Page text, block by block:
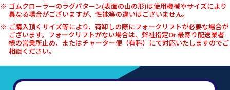
ゴムクローラーのラグパターン(表面の山の形)は使用機械やサイズにより
異なる場合がございますが、性能等の違いはございません。
ご購入頂くサイズ等により、荷卸しの際にフォークリフトが必要な場合が
ございます。フォークリフトがない場合は、弊社指定Or 最寄り配送業者
様の営業所止め、またはチャーター便（有料）にて対応いたしますのでご
相談ください。